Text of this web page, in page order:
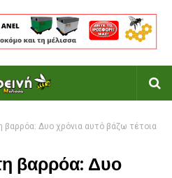
βαρρόα: Δυο χρόνια αυτό βάζω τέτοια
βαρρόα: Δυο